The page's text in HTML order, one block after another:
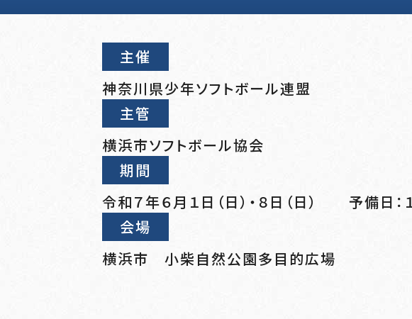
主催
神奈川県少年ソフトボール連盟
主管
横浜市ソフトボール協会
期間
令和７年６月１日（日）・８日（日） 予備日：１
会場
横浜市 小柴自然公園多目的広場